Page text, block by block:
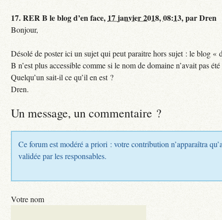
17.RER B le blog d’en face, 17 janvier 2018, 08:13,parDren
Bonjour,
Désolé de poster ici un sujet qui peut paraitre hors sujet : le blog «
B n’est plus accessible comme si le nom de domaine n’avait pas
Quelqu’un sait-il ce qu’il en est ?
Dren.
Un message, un commentaire ?
Ce forum est modéré a priori : votre contribution n’apparaîtra
validée par les responsables.
Votre nom